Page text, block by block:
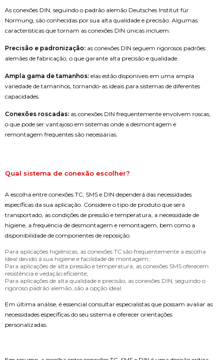
As conexões DIN, seguindo o padrão alemão Deutsches Institut für
Normung, são conhecidas por sua alta qualidade e precisão. Algumas
características que tornam as conexões DIN únicas incluem:
Precisão e padronização: as conexões DIN seguem rigorosos padrões
alemães de fabricação, o que garante alta precisão e qualidade.
Ampla gama de tamanhos: elas estão disponíveis em uma ampla
variedade de tamanhos, tornando-as ideais para sistemas de diferentes
capacidades.
Conexões roscadas: as conexões DIN frequentemente envolvem roscas,
o que pode ser vantajoso em sistemas onde a desmontagem e
remontagem frequentes são necessárias.
Qual sistema de conexão escolher?
A escolha entre conexões TC, SMS e DIN dependerá das necessidades
específicas da sua aplicação. Considere o tipo de produto que será
transportado, as condições de pressão e temperatura, a necessidade de
higiene, a frequência de desmontagem e remontagem, bem como a
disponibilidade de componentes de reposição.
Para aplicações higiênicas, as conexões TC são frequentemente a escolha
ideal devido à sua higiene e facilidade de montagem;
Para aplicações de alta pressão e temperatura, as conexões SMS oferecem
resistência e vedação eficiente;
Para aplicações de alta qualidade e precisão, as conexões DIN, seguindo o
rigoroso padrão alemão, são a opção ideal.
Em última análise, é essencial consultar especialistas que possam avaliar as
necessidades específicas do seu sistema e oferecer orientações
personalizadas.